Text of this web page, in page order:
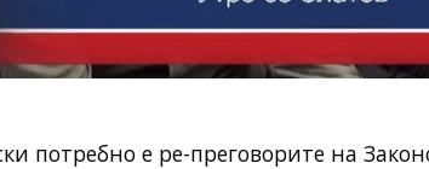
потребно е ре-преговорите на